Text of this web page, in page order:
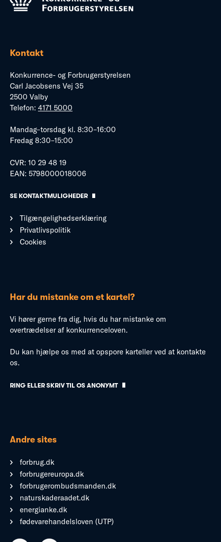
Kontakt
Konkurrence- og Forbrugerstyrelsen
Carl Jacobsens Vej 35
2500 Valby
Telefon: 4171 5000
Mandag–torsdag kl. 8:30–16:00
Fredag 8:30–15:00
CVR: 10 29 48 19
EAN: 5798000018006
SE KONTAKTMULIGHEDER
Tilgængelighedserklæring
Privatlivspolitik
Cookies
Har du mistanke om et kartel?
Vi hører gerne fra dig, hvis du har mistanke om
overtrædelser af konkurrenceloven.
Du kan hjælpe os med at opspore karteller ved at kontakte
os.
RING ELLER SKRIV TIL OS ANONYMT
Andre sites
forbrug.dk
forbrugereuropa.dk
forbrugerombudsmanden.dk
naturskaderaadet.dk
energianke.dk
fødevarehandelsloven (UTP)